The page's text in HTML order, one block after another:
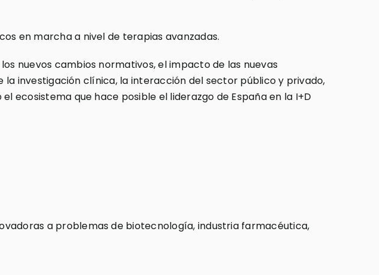
en marcha a nivel de terapias avanzadas.
nuevos cambios normativos, el impacto de las nuevas
investigación clínica, la interacción del sector público y privado,
ecosistema que hace posible el liderazgo de España en la I+D
a problemas de biotecnología, industria farmacéutica,